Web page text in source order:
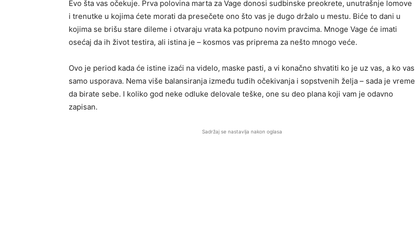
Evo šta vas očekuje. Prva polovina marta za Vage donosi sudbinske preokrete, unutrašnje lomove
i trenutke u kojima ćete morati da presečete ono što vas je dugo držalo u mestu. Biće to dani u
kojima se brišu stare dileme i otvaraju vrata ka potpuno novim pravcima. Mnoge Vage će imati
osećaj da ih život testira, ali istina je – kosmos vas priprema za nešto mnogo veće.
Ovo je period kada će istine izaći na videlo, maske pasti, a vi konačno shvatiti ko je uz vas, a ko vas
samo usporava. Nema više balansiranja između tuđih očekivanja i sopstvenih želja – sada je vreme
da birate sebe. I koliko god neke odluke delovale teške, one su deo plana koji vam je odavno
zapisan.
Sadržaj se nastavlja nakon oglasa